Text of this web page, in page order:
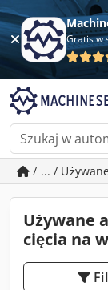
Gratis w
/ ... /
Używane
cięcia na